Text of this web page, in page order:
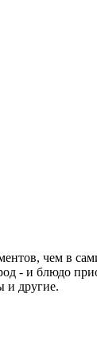
чем в
- и блюдо
и другие.